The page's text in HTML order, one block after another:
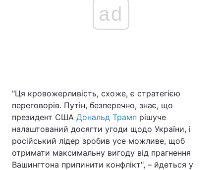
ad
"Ця кровожерливість, схоже, є стратегією
переговорів. Путін, безперечно, знає, що
президент США Дональд Трамп рішуче
налаштований досягти угоди щодо України, і
російський лідер зробив усе можливе, щоб
отримати максимальну вигоду від прагнення
Вашингтона припинити конфлікт", – йдеться у